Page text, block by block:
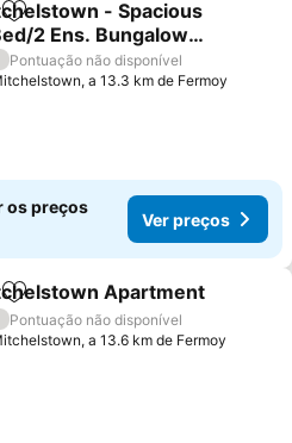
Adicionar aos favoritos
- Spacious
2 Ens. Bungalow
to all Amenities
preços
Pontuação não disponível
a 13.3 km de Fermoy
os preços
Ver preços
Adicionar aos favoritos
Apartment
Pontuação não disponível
a 13.6 km de Fermoy